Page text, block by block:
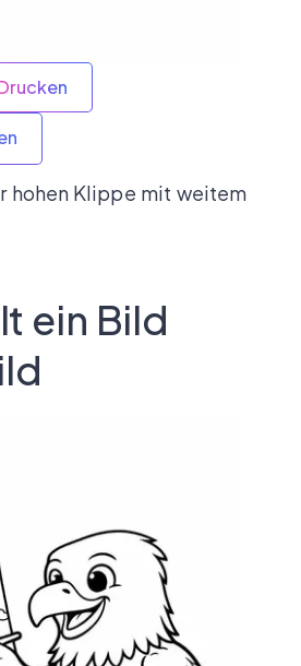
hohen Klippe mit weitem
ein Bild